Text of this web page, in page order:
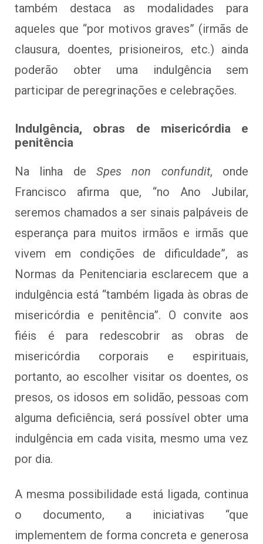
também destaca as modalidades para
aqueles que “por motivos graves” (irmãs de
clausura, doentes, prisioneiros, etc.) ainda
poderão obter uma indulgência sem
participar de peregrinações e celebrações.
Indulgência, obras de misericórdia e
penitência
Na linha de Spes non confundit, onde
Francisco afirma que, “no Ano Jubilar,
seremos chamados a ser sinais palpáveis de
esperança para muitos irmãos e irmãs que
vivem em condições de dificuldade”, as
Normas da Penitenciaria esclarecem que a
indulgência está “também ligada às obras de
misericórdia e penitência”. O convite aos
fiéis é para redescobrir as obras de
misericórdia corporais e espirituais,
portanto, ao escolher visitar os doentes, os
presos, os idosos em solidão, pessoas com
alguma deficiência, será possível obter uma
indulgência em cada visita, mesmo uma vez
por dia.
A mesma possibilidade está ligada, continua
o documento, a iniciativas “que
implementem de forma concreta e generosa